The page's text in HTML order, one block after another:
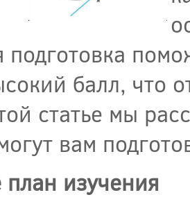
балл, что
статье мы
вам
изучения